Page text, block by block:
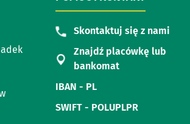
Skontaktuj się z nami
Znajdź placówkę lub
bankomat
IBAN - PL
SWIFT - POLUPLPR